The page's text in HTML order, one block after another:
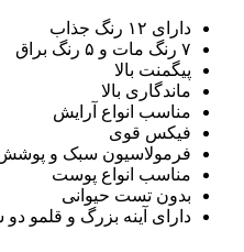
دارای ۱۲ رنگ جذاب
۷ رنگ مات و ۵ رنگ براق
پیگمنت بالا
ماندگاری بالا
مناسب انواع آرایش
فیکس قوی
فرمولاسیون سبک و پوشش
مناسب انواع پوست
بدون تست حیوانی
دارای آینه بزرگ و قلمو دو